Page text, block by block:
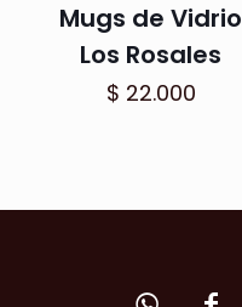
Mugs de Vidrio
Los Rosales
$ 22.000